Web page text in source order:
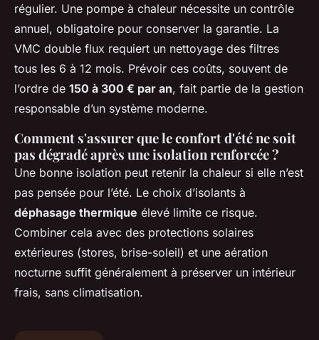
régulier. Une pompe à chaleur nécessite un contrôle
annuel, obligatoire pour conserver la garantie. La
VMC double flux requiert un nettoyage des filtres
tous les 6 à 12 mois. Prévoir ces coûts, souvent de
l’ordre de 150 à 300 € par an, fait partie de la gestion
responsable d’un système moderne.
Comment s'assurer que le confort d'été ne soit
pas dégradé après une isolation renforcée ?
Une bonne isolation peut retenir la chaleur si elle n’est
pas pensée pour l’été. Le choix d’isolants à
déphasage thermique élevé limite ce risque.
Combiner cela avec des protections solaires
extérieures (stores, brise-soleil) et une aération
nocturne suffit généralement à préserver un intérieur
frais, sans climatisation.